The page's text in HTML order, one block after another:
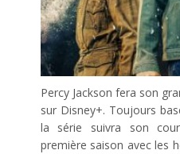
Percy Jackson fera son
sur Disney+. Toujours
la série suivra son
première saison avec les